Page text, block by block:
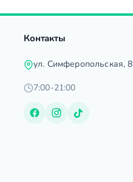
Контакты
ул. Симферопольская, 8
7:00-21:00